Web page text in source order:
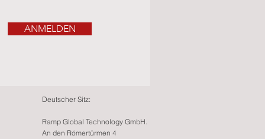
ANMELDEN
Deutscher Sitz:
Ramp Global Technology GmbH.
An den Römertürmen 4